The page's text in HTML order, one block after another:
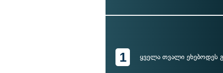
1 ყველა თვალი ეხებოდეს